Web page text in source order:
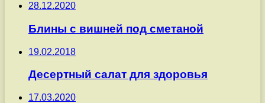
28.12.2020
Блины с вишней под сметаной
19.02.2018
Десертный салат для здоровья
17.03.2020